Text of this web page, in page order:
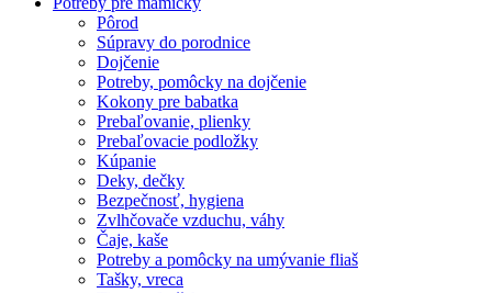
Pôrod
Súpravy do porodnice
Dojčenie
Potreby, pomôcky na dojčenie
Kokony pre babatka
Prebaľovanie, plienky
Prebaľovacie podložky
Kúpanie
Deky, dečky
Bezpečnosť, hygiena
Zvlhčovače vzduchu, váhy
Čaje, kaše
Potreby a pomôcky na umývanie fliaš
Tašky, vreca